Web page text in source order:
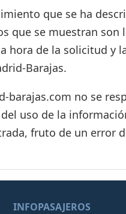
que se ha
que se muestran
hora de la solicitud y
Barajas.
barajas.com no se
uso de la
fruto de un error
INFOPASAJEROS